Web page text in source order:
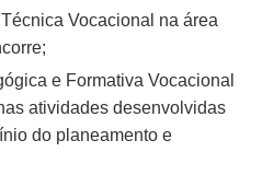
Vocacional na área
e Formativa Vocacional
atividades desenvolvidas
do planeamento e